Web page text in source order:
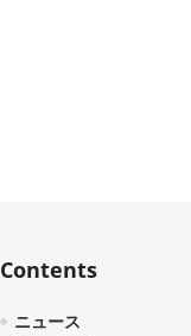
Contents
ニュース